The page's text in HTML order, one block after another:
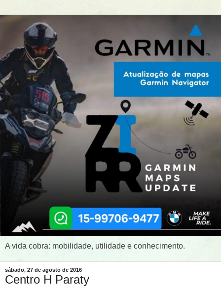
A vida cobra: mobilidade, utilidade e conhecimento.
sábado, 27 de agosto de 2016
Centro H Paraty